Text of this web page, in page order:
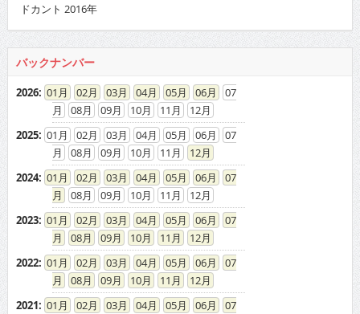
ドカント 2016年
バックナンバー
2026: 01 02 03 04 05 06
07
08
09 10 11
12
2025: 01 02 03 04 05 06
07
08
09 10 11
12
2024: 01 02 03 04 05 06
07
08
09 10 11
12
2023: 01 02 03 04 05 06
07
08
09 10 11
12
2022: 01 02 03 04 05 06
07
08
09 10 11
12
2021: 01 02 03 04 05 06
07